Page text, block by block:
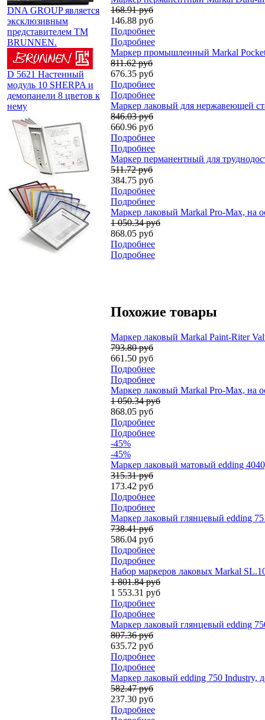
DNA GROUP является
эксклюзивным
представителем TM
BRUNNEN.
D 5621 Настенный
модуль 10 SHERPA и
демопанели 8 цветов к
нему
168.91 руб
146.88 руб
Подробнее
Подробнее
Маркер промышленный Markal Pocket
811.62 руб
676.35 руб
Подробнее
Подробнее
Маркер лаковый для нержавеющей
846.03 руб
660.96 руб
Подробнее
Подробнее
Маркер перманентный для
511.72 руб
384.75 руб
Подробнее
Подробнее
Маркер лаковый Markal Pro-Max, на
1 050.34 руб
868.05 руб
Подробнее
Подробнее
Похожие товары
Маркер лаковый Markal Paint-Riter
793.80 руб
661.50 руб
Подробнее
Подробнее
Маркер лаковый Markal Pro-Max, на
1 050.34 руб
868.05 руб
Подробнее
Подробнее
-45%
-45%
Маркер лаковый матовый edding
315.31 руб
173.42 руб
Подробнее
Подробнее
Маркер лаковый глянцевый edding
738.41 руб
586.04 руб
Подробнее
Подробнее
Набор маркеров лаковых Markal
1 801.84 руб
1 553.31 руб
Подробнее
Подробнее
Маркер лаковый глянцевый edding
807.36 руб
635.72 руб
Подробнее
Подробнее
Маркер лаковый edding 750 Industry,
582.47 руб
237.30 руб
Подробнее